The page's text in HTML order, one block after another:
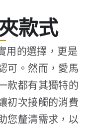
款式
用的選擇，更是
可。然而，愛馬
款都有其獨特的
初次接觸的消費
您釐清需求，以